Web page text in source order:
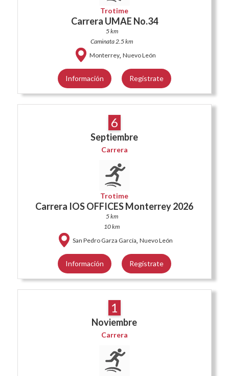
Trotime
Carrera UMAE No.34
5 km
Caminata 2.5 km
Monterrey, Nuevo León
Información Regístrate
6
Septiembre
Carrera
Trotime
Carrera IOS OFFICES Monterrey 2026
5 km
10 km
San Pedro Garza García, Nuevo León
Información Regístrate
1
Noviembre
Carrera